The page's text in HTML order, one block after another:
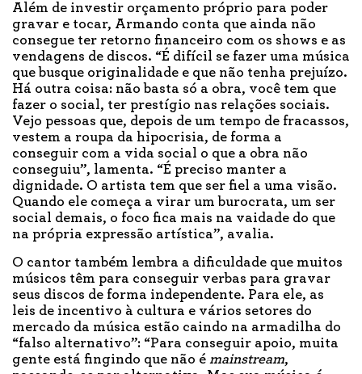
Além de investir orçamento próprio para poder
gravar e tocar, Armando conta que ainda não
consegue ter retorno financeiro com os shows e as
vendagens de discos. “É difícil se fazer uma música
que busque originalidade e que não tenha prejuízo.
Há outra coisa: não basta só a obra, você tem que
fazer o social, ter prestígio nas relações sociais.
Vejo pessoas que, depois de um tempo de fracassos,
vestem a roupa da hipocrisia, de forma a
conseguir com a vida social o que a obra não
conseguiu”, lamenta. “É preciso manter a
dignidade. O artista tem que ser fiel a uma visão.
Quando ele começa a virar um burocrata, um ser
social demais, o foco fica mais na vaidade do que
na própria expressão artística”, avalia.
O cantor também lembra a dificuldade que muitos
músicos têm para conseguir verbas para gravar
seus discos de forma independente. Para ele, as
leis de incentivo à cultura e vários setores do
mercado da música estão caindo na armadilha do
“falso alternativo”: “Para conseguir apoio, muita
gente está fingindo que não é mainstream,